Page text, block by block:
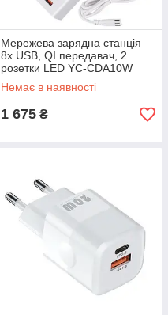
Мережева зарядна станція
8x USB, QI передавач, 2
розетки LED YC-CDA10W
Немає в наявності
1 675 ₴